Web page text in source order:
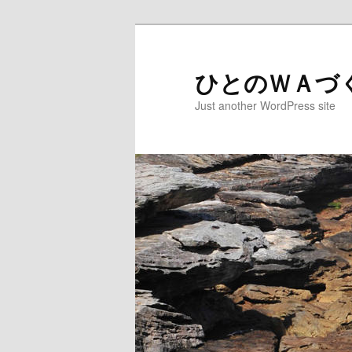
ひとのＷＡづ
Just another WordPress site